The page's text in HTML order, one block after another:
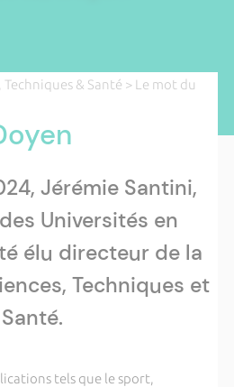
Techniques & Santé > Le mot du
Jérémie Santini,
Universités en
élu directeur de la
Techniques et
Santé.
tels que le sport,